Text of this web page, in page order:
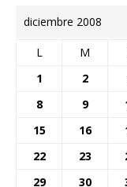
diciembre 2008
L M
1 2
8
9
15
16
22
23
29
30